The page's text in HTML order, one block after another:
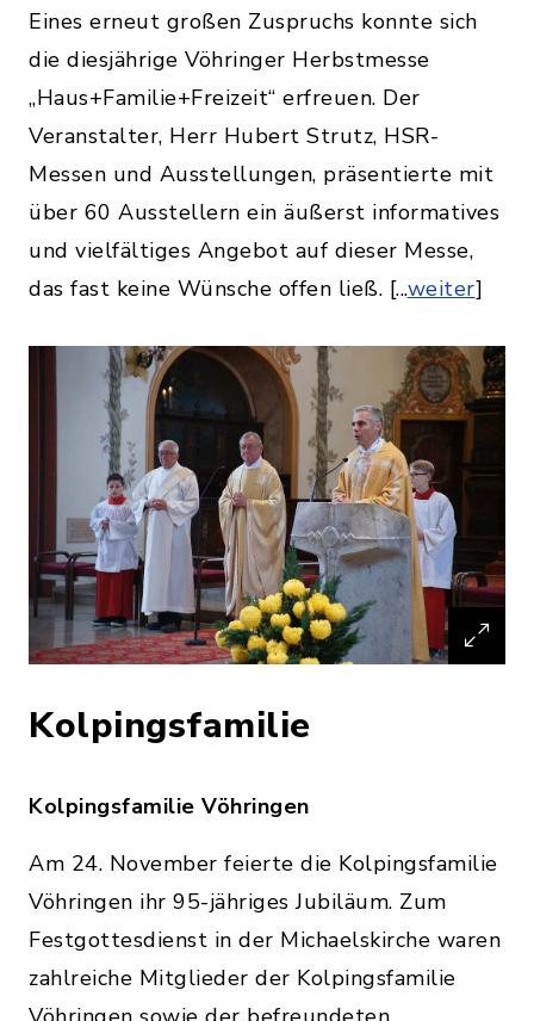
Eines erneut großen Zuspruchs konnte sich
die diesjährige Vöhringer Herbstmesse
„Haus+Familie+Freizeit“ erfreuen. Der
Veranstalter, Herr Hubert Strutz, HSR-
Messen und Ausstellungen, präsentierte mit
über 60 Ausstellern ein äußerst informatives
und vielfältiges Angebot auf dieser Messe,
das fast keine Wünsche offen ließ. [...weiter]
Kolpingsfamilie
Kolpingsfamilie Vöhringen
Am 24. November feierte die Kolpingsfamilie
Vöhringen ihr 95-jähriges Jubiläum. Zum
Festgottesdienst in der Michaelskirche waren
zahlreiche Mitglieder der Kolpingsfamilie